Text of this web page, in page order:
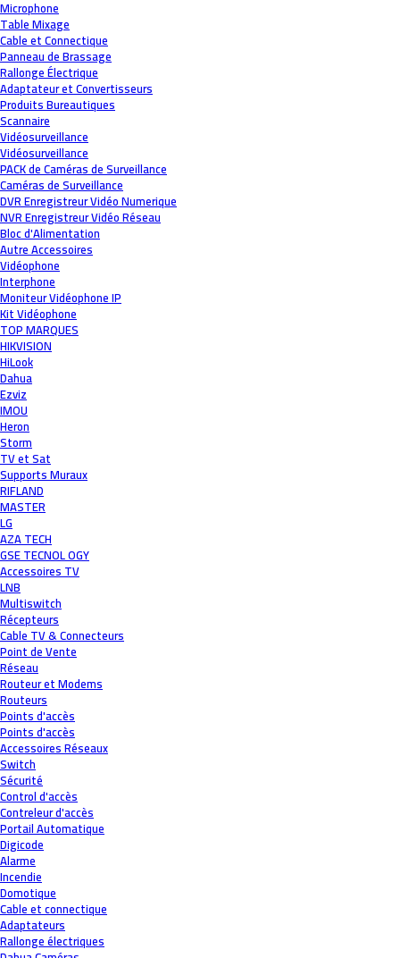
Microphone
Table Mixage
Cable et Connectique
Panneau de Brassage
Rallonge Électrique
Adaptateur et Convertisseurs
Produits Bureautiques
Scannaire
Vidéosurveillance
Vidéosurveillance
PACK de Caméras de Surveillance
Caméras de Surveillance
DVR Enregistreur Vidéo Numerique
NVR Enregistreur Vidéo Réseau
Bloc d'Alimentation
Autre Accessoires
Vidéophone
Interphone
Moniteur Vidéophone IP
Kit Vidéophone
TOP MARQUES
HIKVISION
HiLook
Dahua
Ezviz
IMOU
Heron
Storm
TV et Sat
Supports Muraux
RIFLAND
MASTER
LG
AZA TECH
GSE TECNOL OGY
Accessoires TV
LNB
Multiswitch
Récepteurs
Cable TV & Connecteurs
Point de Vente
Réseau
Routeur et Modems
Routeurs
Points d'accès
Points d'accès
Accessoires Réseaux
Switch
Sécurité
Control d'accès
Contreleur d'accès
Portail Automatique
Digicode
Alarme
Incendie
Domotique
Cable et connectique
Adaptateurs
Rallonge électriques